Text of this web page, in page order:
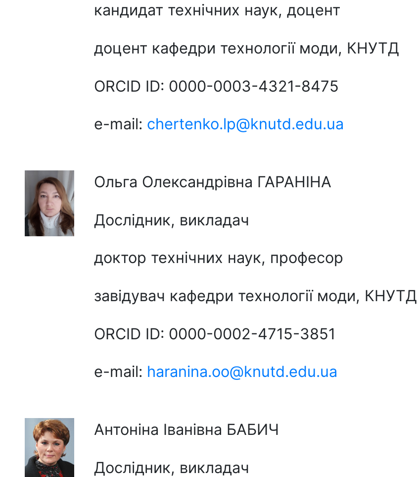
кандидат технічних наук, доцент
доцент кафедри технології моди, КНУТД
ORCID ID: 0000-0003-4321-8475
e-mail: chertenko.lp@knutd.edu.ua
Ольга Олександрівна ГАРАНІНА
Дослідник, викладач
доктор технічних наук, професор
завідувач кафедри технології моди, КНУТД
ORCID ID: 0000-0002-4715-3851
e-mail: haranina.oo@knutd.edu.ua
Антоніна Іванівна БАБИЧ
Дослідник, викладач